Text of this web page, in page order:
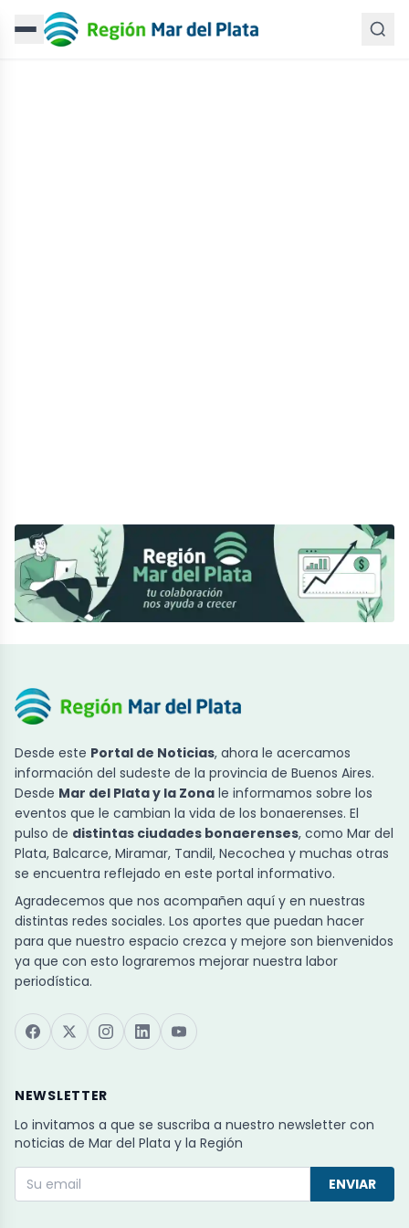
Desde este Portal de Noticias, ahora le acercamos
información del sudeste de la provincia de Buenos Aires.
Desde Mar del Plata y la Zona le informamos sobre los
eventos que le cambian la vida de los bonaerenses. El
pulso de distintas ciudades bonaerenses, como Mar del
Plata, Balcarce, Miramar, Tandil, Necochea y muchas otras
se encuentra reflejado en este portal informativo.
Agradecemos que nos acompañen aquí y en nuestras
distintas redes sociales. Los aportes que puedan hacer
para que nuestro espacio crezca y mejore son bienvenidos
ya que con esto lograremos mejorar nuestra labor
periodística.
NEWSLETTER
Lo invitamos a que se suscriba a nuestro newsletter con
noticias de Mar del Plata y la Región
ENVIAR